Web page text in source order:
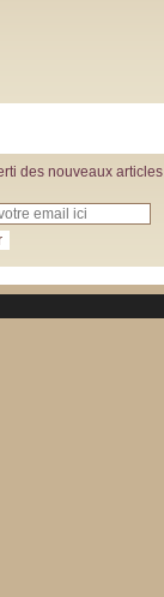
des nouveaux articles